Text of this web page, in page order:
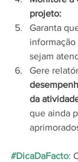
projeto:
Garanta
informação
sejam
Gere
da
que ainda
#DicaDaFacto: